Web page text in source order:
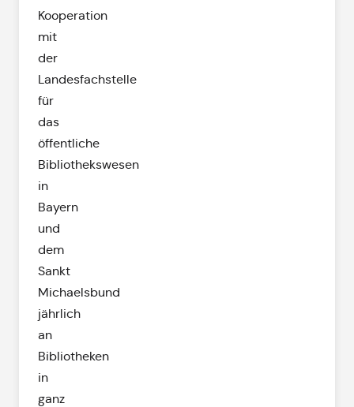
Kooperation
mit
der
Landesfachstelle
für
das
öffentliche
Bibliothekswesen
in
Bayern
und
dem
Sankt
Michaelsbund
jährlich
an
Bibliotheken
in
ganz